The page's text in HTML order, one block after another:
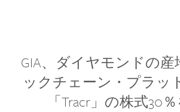
GIA、ダイヤモンドの産
ックチェーン・プラッ
「Tracr」の株式30